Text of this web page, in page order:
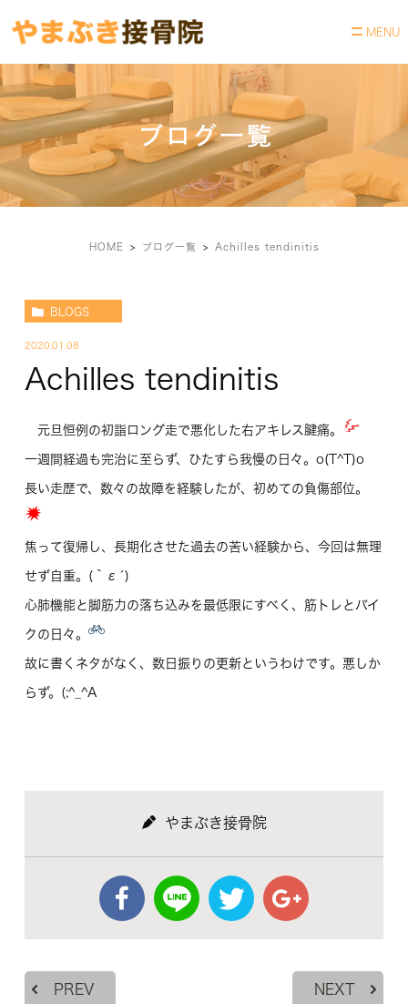
ブログ一覧
HOME ブログ一覧 Achilles tendinitis
BLOGS
2020.01.08
Achilles tendinitis
元旦恒例の初詣ロング走で悪化した右アキレス腱痛。
一週間経過も完治に至らず、ひたすら我慢の日々。o(T^T)o
長い走歴で、数々の故障を経験したが、初めての負傷部位。
焦って復帰し、長期化させた過去の苦い経験から、今回は無理
せず自重。(｀ε´)
心肺機能と脚筋力の落ち込みを最低限にすべく、筋トレとバイ
クの日々。
故に書くネタがなく、数日振りの更新というわけです。悪しか
らず。(;^_^A
やまぶき接骨院
PREV NEXT